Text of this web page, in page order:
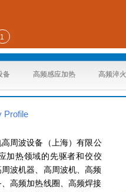
备 高频感应加热 高频淬火
Profile
周波设备（上海）有限公
加热领域的先驱者和佼佼
波机器、高周波机、高频
高频加热线圈、高频焊接